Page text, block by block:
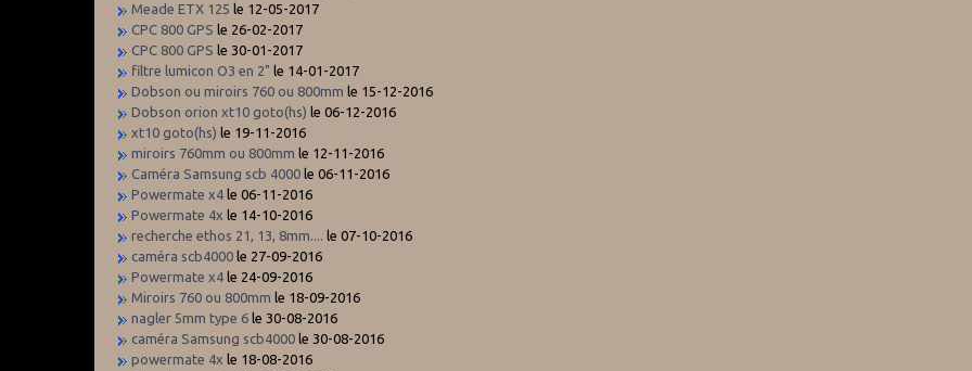
Meade ETX 125 le 12-05-2017
CPC 800 GPS le 26-02-2017
CPC 800 GPS le 30-01-2017
filtre lumicon O3 en 2" le 14-01-2017
Dobson ou miroirs 760 ou 800mm le 15-12-2016
Dobson orion xt10 goto(hs) le 06-12-2016
xt10 goto(hs) le 19-11-2016
miroirs 760mm ou 800mm le 12-11-2016
Caméra Samsung scb 4000 le 06-11-2016
Powermate x4 le 06-11-2016
Powermate 4x le 14-10-2016
recherche ethos 21, 13, 8mm.... le 07-10-2016
caméra scb4000 le 27-09-2016
Powermate x4 le 24-09-2016
Miroirs 760 ou 800mm le 18-09-2016
nagler 5mm type 6 le 30-08-2016
caméra Samsung scb4000 le 30-08-2016
powermate 4x le 18-08-2016